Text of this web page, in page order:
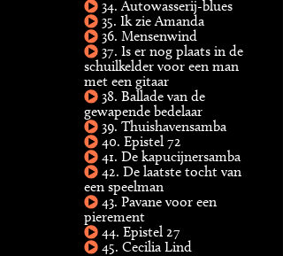
34. Autowasserij-blues
35. Ik zie Amanda
36. Mensenwind
37. Is er nog plaats in de
schuilkelder voor een man
met een gitaar
38. Ballade van de
gewapende bedelaar
39. Thuishavensamba
40. Epistel 72
41. De kapucijnersamba
42. De laatste tocht van
een speelman
43. Pavane voor een
pierement
44. Epistel 27
45. Cecilia Lind